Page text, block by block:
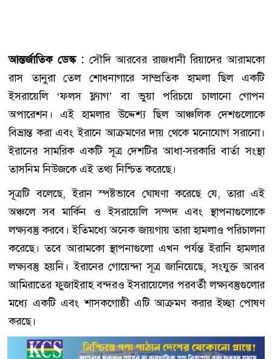
আন্তর্জাতিক ডেস্ক : সৌদি আরবের রাজধানী রিয়াদের আরামকো
রাস তানুরা তেল শোধনাগারে সাম্প্রতিক হামলা ছিল একটি
ইসরায়েলি ‘ফলস ফ্ল্যাগ’ বা ভুয়া পরিচয়ে চালানো গোপন
অপারেশন। এই হামলার উদ্দেশ্য ছিল আঞ্চলিক দেশগুলোকে
বিভ্রান্ত করা এবং ইরানে আক্রমণের দায় থেকে মনোযোগ সরানো।
ইরানের সামরিক একটি সূত্র দেশটির আধা-সরকারি বার্তা সংস্থা
তাসনিম নিউজকে এই তথ্য নিশ্চিত করেছে।
সূত্রটি বলেছে, ইরান স্পষ্টভাবে ঘোষণা করেছে যে, তারা এই
অঞ্চলে সব মার্কিন ও ইসরায়েলি সম্পদ এবং স্থাপনাগুলোকে
লক্ষ্যবস্তু করবে। ইতিমধ্যে অনেক জায়গায় তারা হামলাও পরিচালনা
করেছে। তবে আরামকো স্থাপনাগুলো এখন পর্যন্ত ইরানি হামলার
লক্ষ্যবস্তু হয়নি। ইরানের গোয়েন্দা সূত্র জানিয়েছে, সংযুক্ত আরব
আমিরাতের ফুজাইরাহ বন্দরও ইসরায়েলের পরবর্তী লক্ষ্যবস্তুগুলোর
মধ্যে একটি এবং শাসকগোষ্ঠী এটি আক্রমণ করার ইচ্ছা পোষণ
করছে।